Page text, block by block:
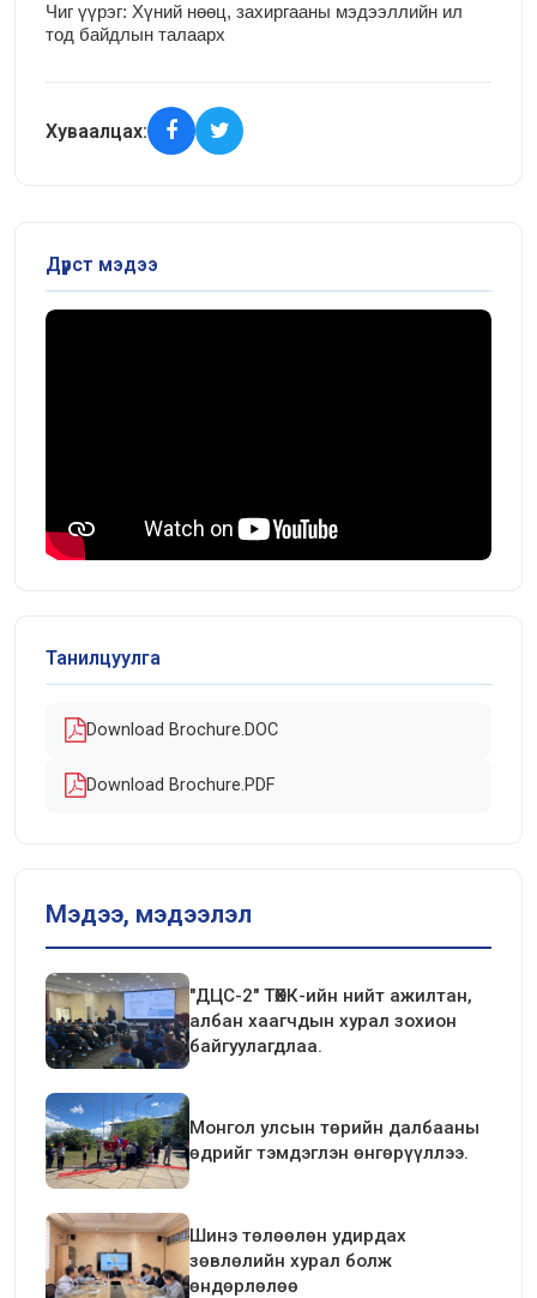
Чиг үүрэг: Хүний нөөц, захиргааны мэдээллийн ил
тод байдлын талаарх
Хуваалцах:
Дүрст мэдээ
Танилцуулга
Download Brochure.DOC
Download Brochure.PDF
Мэдээ, мэдээлэл
"ДЦС-2" ТӨХК-ийн нийт ажилтан,
албан хаагчдын хурал зохион
байгуулагдлаа.
Монгол улсын төрийн далбааны
өдрийг тэмдэглэн өнгөрүүллээ.
Шинэ төлөөлөн удирдах
зөвлөлийн хурал болж
өндөрлөлөө